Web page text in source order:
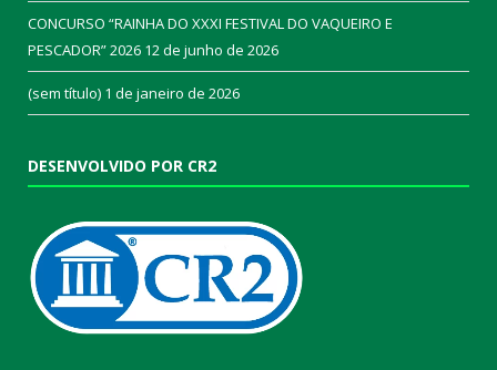
CONCURSO “RAINHA DO XXXI FESTIVAL DO VAQUEIRO E
PESCADOR” 2026 12 de junho de 2026
(sem título) 1 de janeiro de 2026
DESENVOLVIDO POR CR2